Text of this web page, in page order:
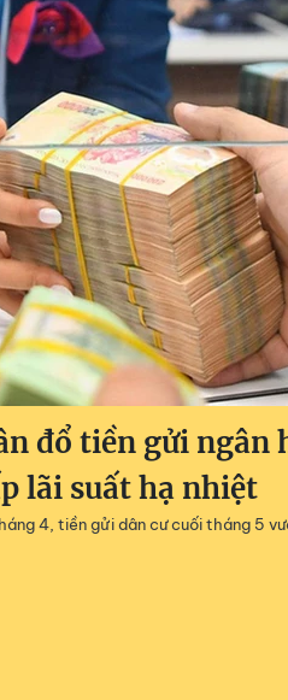
đổ tiền gửi ngân
lãi suất hạ nhiệt
4, tiền gửi dân cư cuối tháng 5